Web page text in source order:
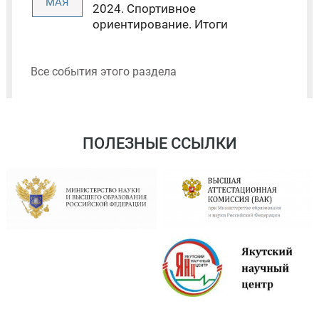
2024. Спортивное
ориентирование. Итоги
Все события этого раздела
ПОЛЕЗНЫЕ ССЫЛКИ